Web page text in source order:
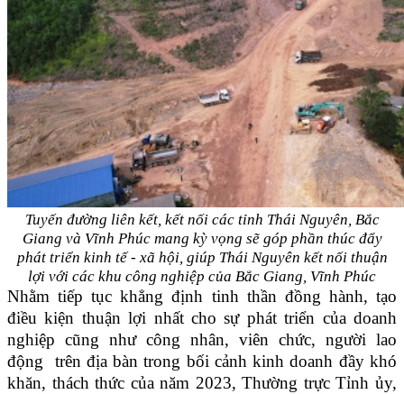
Tuyến đường liên kết, kết nối các tỉnh Thái Nguyên, Bắc
Giang và Vĩnh Phúc mang kỳ vọng sẽ góp phần thúc đẩy
phát triển kinh tế - xã hội, giúp Thái Nguyên kết nối thuận
lợi với các khu công nghiệp của Bắc Giang, Vĩnh Phúc
Nhằm tiếp tục khẳng định tinh thần đồng hành, tạo
điều kiện thuận lợi nhất cho sự phát triển của doanh
nghiệp cũng như công nhân, viên chức, người lao
động trên địa bàn trong bối cảnh kinh doanh đầy khó
khăn, thách thức của năm 2023, Thường trực Tỉnh ủy,